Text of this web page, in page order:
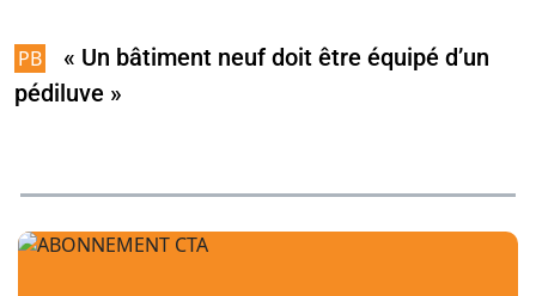
« Un bâtiment neuf doit être équipé d’un
pédiluve »